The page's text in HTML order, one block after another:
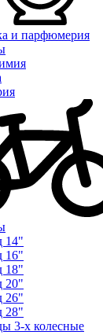
и парфюмерия
14"
16"
18"
20"
26"
28"
3-х колесные